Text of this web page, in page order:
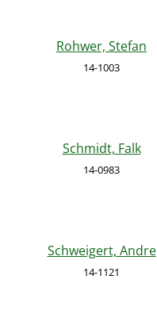
Rohwer, Stefan
14-1003
Schmidt, Falk
14-0983
Schweigert, Andre
14-1121